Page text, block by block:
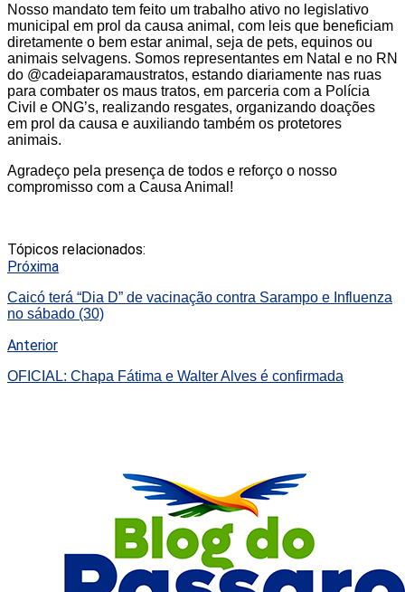
Nosso mandato tem feito um trabalho ativo no legislativo
municipal em prol da causa animal, com leis que beneficiam
diretamente o bem estar animal, seja de pets, equinos ou
animais selvagens. Somos representantes em Natal e no RN
do @cadeiaparamaustratos, estando diariamente nas ruas
para combater os maus tratos, em parceria com a Polícia
Civil e ONG’s, realizando resgates, organizando doações
em prol da causa e auxiliando também os protetores
animais.
Agradeço pela presença de todos e reforço o nosso
compromisso com a Causa Animal!
Tópicos relacionados:
Próxima
Caicó terá “Dia D” de vacinação contra Sarampo e Influenza
no sábado (30)
Anterior
OFICIAL: Chapa Fátima e Walter Alves é confirmada